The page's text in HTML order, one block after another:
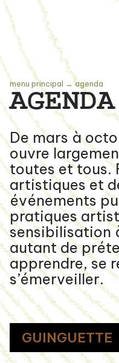
menu principal →agenda
AGENDA
De mars à
ouvre
toutes et tous.
artistiques et
événements
pratiques
sensibilisation
autant de
apprendre, se
s’émerveiller.
GUINGUETTE